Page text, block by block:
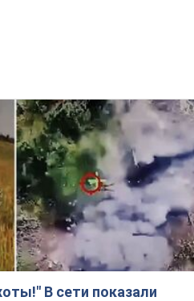
В сети показали